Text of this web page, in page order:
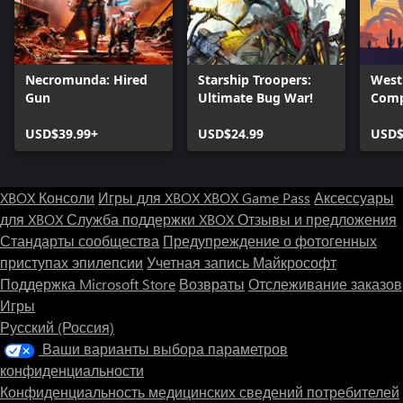
Necromunda: Hired
Gun
USD$39.99+
Starship Troopers:
Ultimate Bug War!
USD$24.99
XBOX Консоли Игры для XBOXXBOX Game Pass Аксессуары
для XBOXСлужба поддержки XBOXОтзывы и предложения
Стандарты сообщества Предупреждение о фотогенных
приступах эпилепсии Учетная запись Майкрософт
Поддержка Microsoft Store Возвраты Отслеживание заказов
Игры
Русский (Россия)
Ваши варианты выбора параметров
конфиденциальности
Конфиденциальность медицинских сведений потребителей